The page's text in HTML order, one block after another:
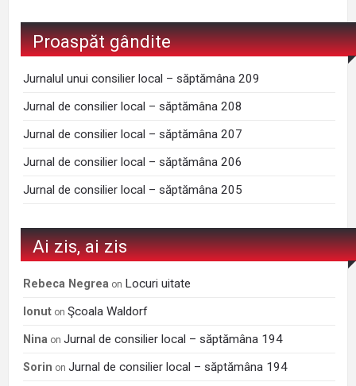
Proaspăt gândite
Jurnalul unui consilier local – săptămâna 209
Jurnal de consilier local – săptămâna 208
Jurnal de consilier local – săptămâna 207
Jurnal de consilier local – săptămâna 206
Jurnal de consilier local – săptămâna 205
Ai zis, ai zis
Rebeca Negrea on Locuri uitate
Ionut onŞcoala Waldorf
Nina onJurnal de consilier local – săptămâna 194
Sorin onJurnal de consilier local – săptămâna 194